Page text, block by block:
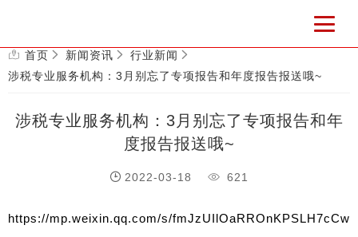
首页 新闻资讯
行业新闻
涉税专业服务机构：3月别忘了专项报告和年度报告报送哦~
涉税专业服务机构：3月别忘了专项报告和年
度报告报送哦~
2022-03-18 621
https://mp.weixin.qq.com/s/fmJzUIlOaRROnKPSLH7cCw